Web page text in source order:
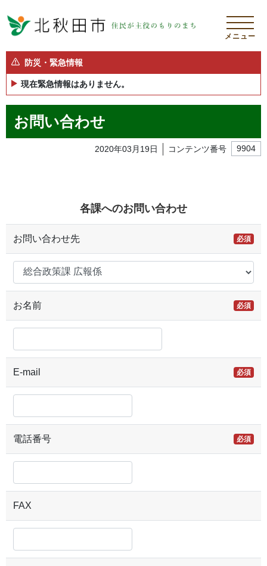
メニュー
防災・緊急情報
現在緊急情報はありません。
お問い合わせ
2020年03月19日 コンテンツ番号 9904
各課へのお問い合わせ
お問い合わせ先 必須
お名前 必須
E-mail 必須
電話番号 必須
FAX